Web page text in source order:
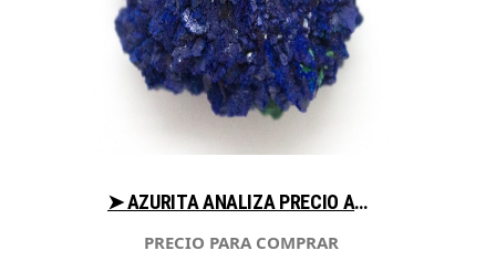
➤ AZURITA ANALIZA PRECIO AL COMPRAR CON LIBRERIAESOTERICA.NET
PRECIO PARA COMPRAR